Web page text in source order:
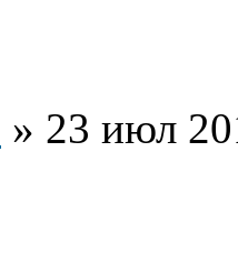
» 23 июл